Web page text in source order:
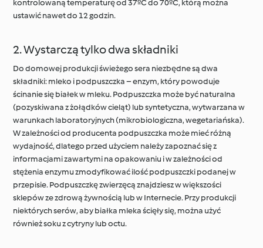
kontrolowaną temperaturę od 37ºC do 70ºC, którą można
ustawić nawet do 12 godzin.
2. Wystarczą tylko dwa składniki
Do domowej produkcji świeżego sera niezbędne są dwa
składniki: mleko i podpuszczka – enzym, który powoduje
ścinanie się białek w mleku. Podpuszczka może być naturalna
(pozyskiwana z żołądków cieląt) lub syntetyczna, wytwarzana w
warunkach laboratoryjnych (mikrobiologiczna, wegetariańska).
W zależności od producenta podpuszczka może mieć różną
wydajność, dlatego przed użyciem należy zapoznać się z
informacjami zawartymi na opakowaniu i w zależności od
stężenia enzymu zmodyfikować ilość podpuszczki podanej w
przepisie. Podpuszczkę zwierzęcą znajdziesz w większości
sklepów ze zdrową żywnością lub w Internecie. Przy produkcji
niektórych serów, aby białka mleka ścięły się, można użyć
również soku z cytryny lub octu.